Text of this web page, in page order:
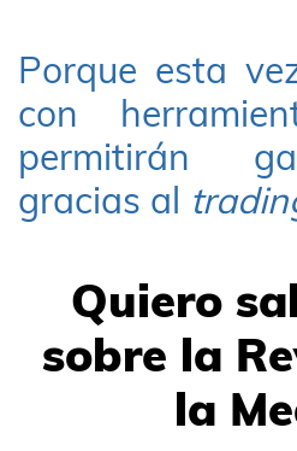
Porque esta
con
permitirán
gracias al
Quiero
sobre la
la